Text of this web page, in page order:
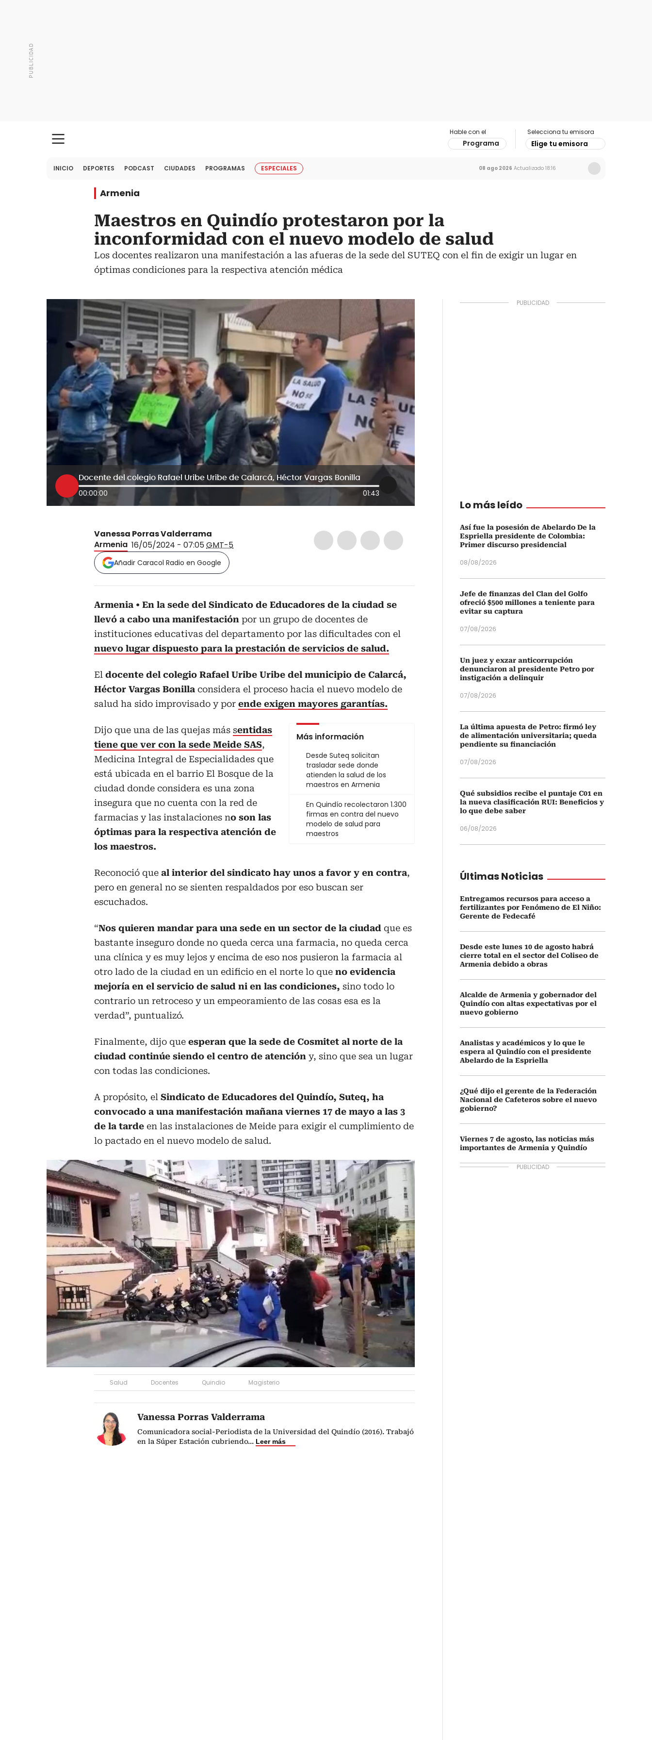
Hable con el
Programa
Selecciona tu emisora
Elige tu emisora
INICIO DEPORTES PODCAST CIUDADES PROGRAMAS ESPECIALES 08 ago 2026 Actualizado 18:16
Armenia
Maestros en Quindío protestaron por la
inconformidad con el nuevo modelo de salud
Los docentes realizaron una manifestación a las afueras de la sede del SUTEQ con el fin de exigir un lugar en
óptimas condiciones para la respectiva atención médica
Docente del colegio Rafael Uribe Uribe de Calarcá, Héctor Vargas Bonilla
00:00:00 01:43
Vanessa Porras Valderrama
Armenia 16/05/2024 - 07:05GMT-5
Añadir Caracol Radio en Google
Armenia
En la sede del Sindicato de Educadores de la ciudad se
llevó a cabo una manifestación por un grupo de docentes de
instituciones educativas del departamento por las dificultades con el
nuevo lugar dispuesto para la prestación de servicios de salud.
El docente del colegio Rafael Uribe Uribe del municipio de Calarcá,
Héctor Vargas Bonilla considera el proceso hacia el nuevo modelo de
salud ha sido improvisado y por ende exigen mayores garantías.
Más información
Desde Suteq solicitan
trasladar sede donde
atienden la salud de los
maestros en Armenia
En Quindío recolectaron 1.300
firmas en contra del nuevo
modelo de salud para
maestros
Dijo que una de las quejas más sentidas
tiene que ver con la sede Meide SAS,
Medicina Integral de Especialidades que
está ubicada en el barrio El Bosque de la
ciudad donde considera es una zona
insegura que no cuenta con la red de
farmacias y las instalaciones no son las
óptimas para la respectiva atención de
los maestros.
Reconoció que al interior del sindicato hay unos a favor y en contra,
pero en general no se sienten respaldados por eso buscan ser
escuchados.
“Nos quieren mandar para una sede en un sector de la ciudad que es
bastante inseguro donde no queda cerca una farmacia, no queda cerca
una clínica y es muy lejos y encima de eso nos pusieron la farmacia al
otro lado de la ciudad en un edificio en el norte lo que no evidencia
mejoría en el servicio de salud ni en las condiciones, sino todo lo
contrario un retroceso y un empeoramiento de las cosas esa es la
verdad”, puntualizó.
Finalmente, dijo que esperan que la sede de Cosmitet al norte de la
ciudad continúe siendo el centro de atención y, sino que sea un lugar
con todas las condiciones.
A propósito, el Sindicato de Educadores del Quindío, Suteq, ha
convocado a una manifestación mañana viernes 17 de mayo a las 3
de la tarde en las instalaciones de Meide para exigir el cumplimiento de
lo pactado en el nuevo modelo de salud.
Salud Docentes Quindio Magisterio
Vanessa Porras Valderrama
Comunicadora social-Periodista de la Universidad del Quindío (2016). Trabajó
en la Súper Estación cubriendo... Leer más
Lo más leído
Así fue la posesión de Abelardo De la
Espriella presidente de Colombia:
Primer discurso presidencial
08/08/2026
Jefe de finanzas del Clan del Golfo
ofreció $500 millones a teniente para
evitar su captura
07/08/2026
Un juez y exzar anticorrupción
denunciaron al presidente Petro por
instigación a delinquir
07/08/2026
La última apuesta de Petro: firmó ley
de alimentación universitaria; queda
pendiente su financiación
07/08/2026
Qué subsidios recibe el puntaje C01 en
la nueva clasificación RUI: Beneficios y
lo que debe saber
06/08/2026
Últimas Noticias
Entregamos recursos para acceso a
fertilizantes por Fenómeno de El Niño:
Gerente de Fedecafé
Desde este lunes 10 de agosto habrá
cierre total en el sector del Coliseo de
Armenia debido a obras
Alcalde de Armenia y gobernador del
Quindío con altas expectativas por el
nuevo gobierno
Analistas y académicos y lo que le
espera al Quindío con el presidente
Abelardo de la Espriella
¿Qué dijo el gerente de la Federación
Nacional de Cafeteros sobre el nuevo
gobierno?
Viernes 7 de agosto, las noticias más
importantes de Armenia y Quindío